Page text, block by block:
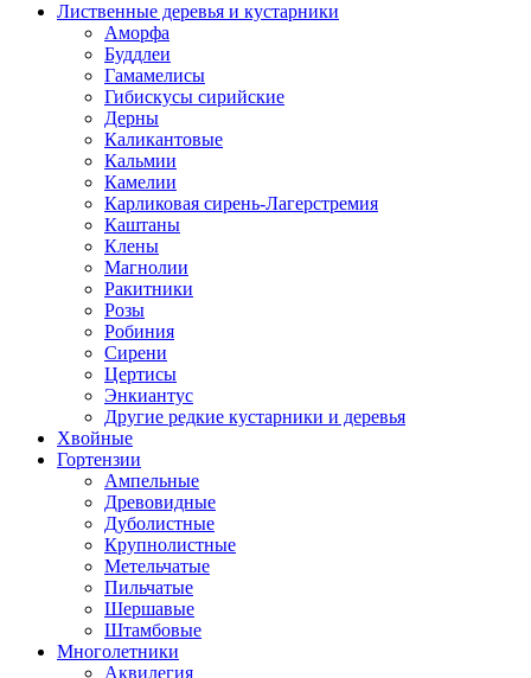
Лиственные деревья и кустарники
Аморфа
Буддлеи
Гамамелисы
Гибискусы сирийские
Дерны
Каликантовые
Кальмии
Камелии
Карликовая сирень-Лагерстремия
Каштаны
Клены
Магнолии
Ракитники
Розы
Робиния
Сирени
Цертисы
Энкиантус
Другие редкие кустарники и деревья
Хвойные
Гортензии
Ампельные
Древовидные
Дуболистные
Крупнолистные
Метельчатые
Пильчатые
Шершавые
Штамбовые
Многолетники
Аквилегия